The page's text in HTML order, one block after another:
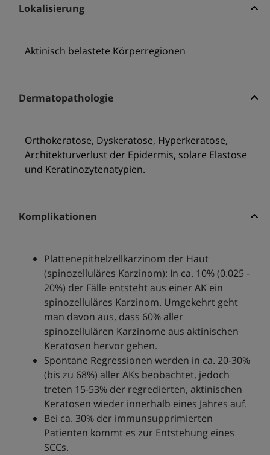
Lokalisierung
Aktinisch belastete Körperregionen
Dermatopathologie
Orthokeratose, Dyskeratose, Hyperkeratose,
Architekturverlust der Epidermis, solare Elastose
und Keratinozytenatypien.
Komplikationen
Plattenepithelzellkarzinom der Haut
(spinozelluläres Karzinom): In ca. 10% (0.025 -
20%) der Fälle entsteht aus einer AK ein
spinozelluläres Karzinom. Umgekehrt geht
man davon aus, dass 60% aller
spinozellulären Karzinome aus aktinischen
Keratosen hervor gehen.
Spontane Regressionen werden in ca. 20-30%
(bis zu 68%) aller AKs beobachtet, jedoch
treten 15-53% der regredierten, aktinischen
Keratosen wieder innerhalb eines Jahres auf.
Bei ca. 30% der immunsupprimierten
Patienten kommt es zur Entstehung eines
SCCs.